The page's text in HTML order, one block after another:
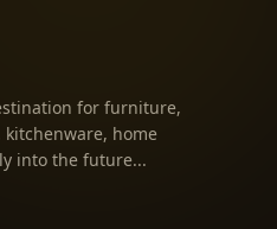
for furniture,
home
into the future...